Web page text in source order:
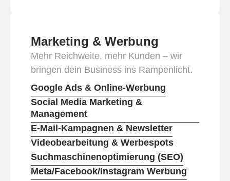
Marketing & Werbung
Mehr Reichweite, mehr Kunden – wir
bringen dein Business ins Rampenlicht.
Google Ads & Online-Werbung
Social Media Marketing &
Management
E-Mail-Kampagnen & Newsletter
Videobearbeitung & Werbespots
Suchmaschinenoptimierung (SEO)
Meta/Facebook/Instagram Werbung